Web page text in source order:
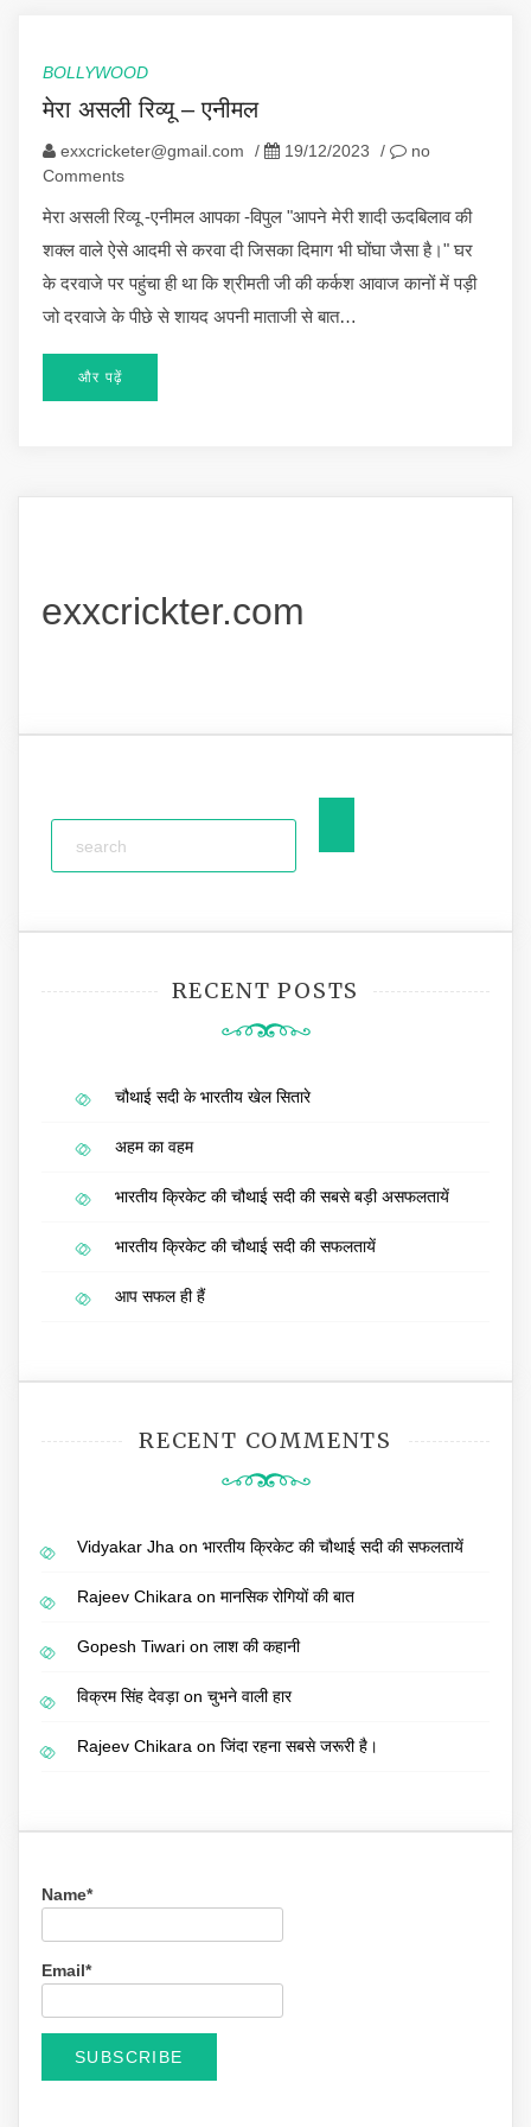
BOLLYWOOD
मेरा असली रिव्यू – एनीमल
exxcricketer@gmail.com / 19/12/2023 /
no
Comments
मेरा असली रिव्यू -एनीमल आपका -विपुल "आपने मेरी शादी ऊदबिलाव की
शक्ल वाले ऐसे आदमी से करवा दी जिसका दिमाग भी घोंघा जैसा है।" घर
के दरवाजे पर पहुंचा ही था कि श्रीमती जी की कर्कश आवाज कानों में पड़ी
जो दरवाजे के पीछे से शायद अपनी माताजी से बात…
और पढ़ें
exxcrickter.com
RECENT POSTS
चौथाई सदी के भारतीय खेल सितारे
अहम का वहम
भारतीय क्रिकेट की चौथाई सदी की सबसे बड़ी असफलतायें
भारतीय क्रिकेट की चौथाई सदी की सफलतायें
आप सफल ही हैं
RECENT COMMENTS
Vidyakar Jha on भारतीय क्रिकेट की चौथाई सदी की सफलतायें
Rajeev Chikara on मानसिक रोगियों की बात
Gopesh Tiwari on लाश की कहानी
विक्रम सिंह देवड़ाon चुभने वाली हार
Rajeev Chikara on जिंदा रहना सबसे जरूरी है।
Name*
Email*